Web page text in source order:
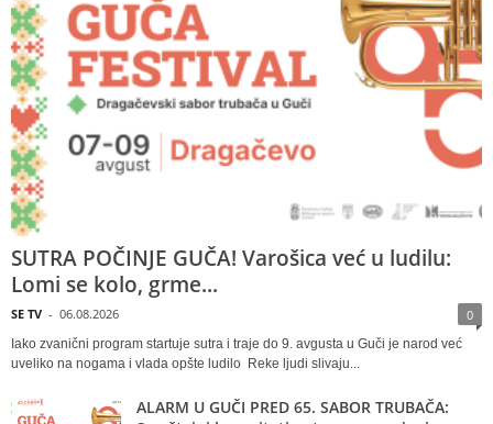
SUTRA POČINJE GUČA! Varošica već u ludilu:
Lomi se kolo, grme...
SE TV - 06.08.2026 0
Iako zvanični program startuje sutra i traje do 9. avgusta u Guči je narod već
uveliko na nogama i vlada opšte ludilo Reke ljudi slivaju...
ALARM U GUČI PRED 65. SABOR TRUBAČA: